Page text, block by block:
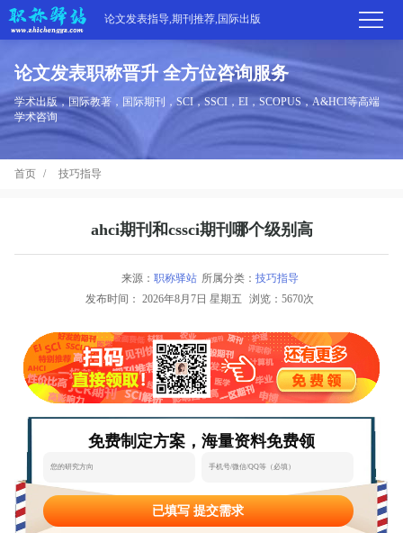
论文发表指导,期刊推荐,国际出版
首
页
学
论文发表职称晋升 全方位咨询服务
学术出版，国际教著，国际期刊，SCI，SSCI，EI，SCOPUS，A&HCI等高端
学术咨询
首页 技巧指导
ahci期刊和cssci期刊哪个级别高
来源： 职称驿站 所属分类： 技巧指导
发布时间： 2026年8月7日 星期五 浏览：5670次
免费制定方案，海量资料免费领
已填写 提交需求